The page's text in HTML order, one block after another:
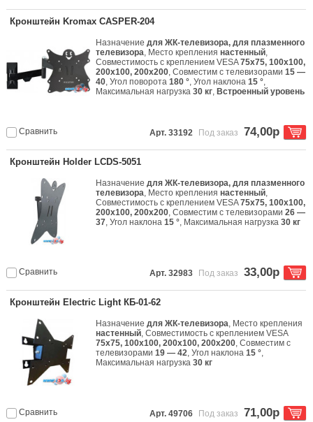
Кронштейн Kromax CASPER-204
Назначениедля ЖК-телевизора, для плазменного
телевизора, Место креплениянастенный,
Совместимость с креплением VESA75x75, 100x100,
200x100, 200x200, Совместим с телевизорами15 —
40, Угол поворота180 °, Угол наклона15 °,
Максимальная нагрузка30 кг, Встроенный уровень
Сравнить Арт. 33192 Под заказ 74,00р
Кронштейн Holder LCDS-5051
Назначениедля ЖК-телевизора, для плазменного
телевизора, Место креплениянастенный,
Совместимость с креплением VESA75x75, 100x100,
200x100, 200x200, Совместим с телевизорами26 —
37, Угол наклона15 °, Максимальная нагрузка30 кг
Сравнить Арт. 32983 Под заказ 33,00р
Кронштейн Electric Light КБ-01-62
Назначениедля ЖК-телевизора, Место крепления
настенный, Совместимость с креплением VESA
75x75, 100x100, 200x100, 200x200, Совместим с
телевизорами19 — 42, Угол наклона15 °,
Максимальная нагрузка30 кг
Сравнить Арт. 49706 Под заказ 71,00р